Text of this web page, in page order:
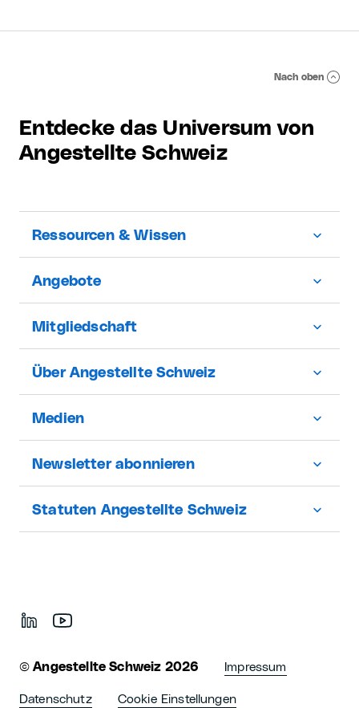
Nach oben
Entdecke das Universum von
Angestellte Schweiz
Ressourcen & Wissen
Angebote
Mitgliedschaft
Über Angestellte Schweiz
Medien
Newsletter abonnieren
Statuten Angestellte Schweiz
© Angestellte Schweiz 2026 Impressum
Datenschutz Cookie Einstellungen